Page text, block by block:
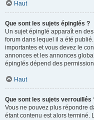
Haut
Que sont les sujets épinglés ?
Un sujet épinglé apparaît en
forum dans lequel il a été
importantes et vous devez le
annonces et les annonces
épinglés dépend des
Haut
Que sont les sujets verrouillés
Vous ne pouvez plus répondre
étant contenu est alors terminé.